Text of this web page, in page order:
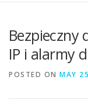
MONTAŻ
Bezpieczny
IP i alarmy
POSTED ON MAY